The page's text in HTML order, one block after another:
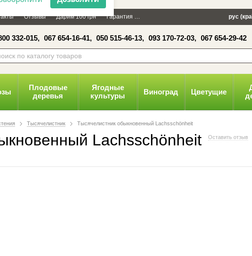
сповіщення на
Дозволити
×
Отзывы Дарим 100 грн Гарантия Оплата и доставкарус
332-015, 067 654-16-41, 050 515-46-13, 093 170-72-03, 067 654-29-42
Плодовые
деревья
Ягодные
культуры
Виноград Цветущие
Тысячелистник Тысячелистник обыкновенный Lachsschönheit
Lachsschönheit Оставить отзыв